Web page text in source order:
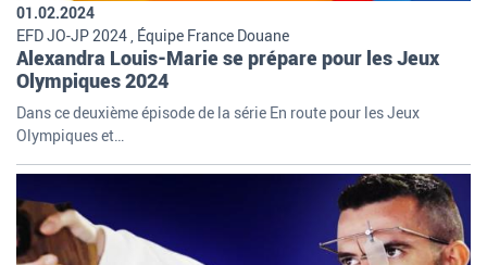
01.02.2024
EFD JO-JP 2024 , Équipe France Douane
Alexandra Louis-Marie se prépare pour les Jeux
Olympiques 2024
Dans ce deuxième épisode de la série En route pour les Jeux
Olympiques et…